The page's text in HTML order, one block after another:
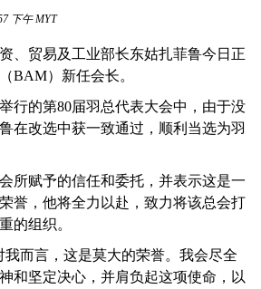
下午 MYT
、贸易及工业部长东姑扎菲鲁今日正
BAM）新任会长。
行的第80届羽总代表大会中，由于没
在改选中获一致通过，顺利当选为羽
所赋予的信任和委托，并表示这是一
誉，他将全力以赴，致力将该总会打
的组织。
我而言，这是莫大的荣誉。我会尽全
和坚定决心，并肩负起这项使命，以